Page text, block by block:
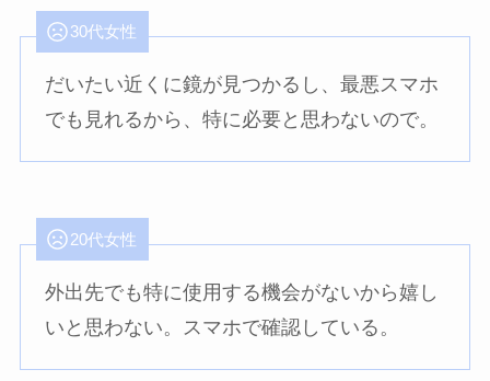
30代女性
だいたい近くに鏡が見つかるし、最悪スマホ
でも見れるから、特に必要と思わないので。
20代女性
外出先でも特に使用する機会がないから嬉し
いと思わない。スマホで確認している。